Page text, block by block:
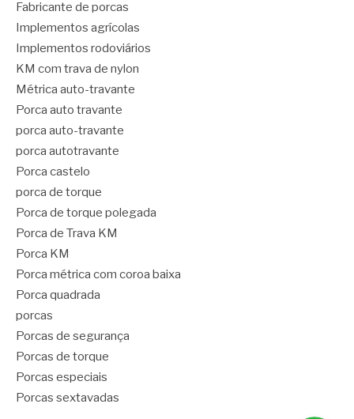
Fabricante de porcas
Implementos agrícolas
Implementos rodoviários
KM com trava de nylon
Métrica auto-travante
Porca auto travante
porca auto-travante
porca autotravante
Porca castelo
porca de torque
Porca de torque polegada
Porca de Trava KM
Porca KM
Porca métrica com coroa baixa
Porca quadrada
porcas
Porcas de segurança
Porcas de torque
Porcas especiais
Porcas sextavadas